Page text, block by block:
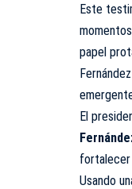
Este
papel
El
fortalecer
Usando